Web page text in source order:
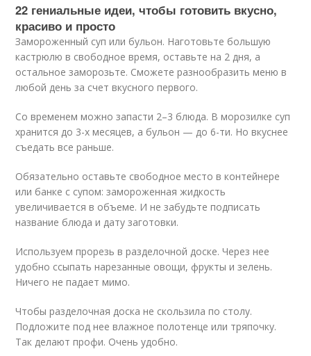
22 гениальные идеи, чтобы готовить вкусно,
красиво и просто
Замороженный суп или бульон. Наготовьте большую
кастрюлю в свободное время, оставьте на 2 дня, а
остальное заморозьте. Сможете разнообразить меню в
любой день за счет вкусного первого.
Со временем можно запасти 2–3 блюда. В морозилке суп
хранится до 3-х месяцев, а бульон — до 6-ти. Но вкуснее
съедать все раньше.
Обязательно оставьте свободное место в контейнере
или банке с супом: замороженная жидкость
увеличивается в объеме. И не забудьте подписать
название блюда и дату заготовки.
Используем прорезь в разделочной доске. Через нее
удобно ссыпать нарезанные овощи, фрукты и зелень.
Ничего не падает мимо.
Чтобы разделочная доска не скользила по столу.
Подложите под нее влажное полотенце или тряпочку.
Так делают профи. Очень удобно.